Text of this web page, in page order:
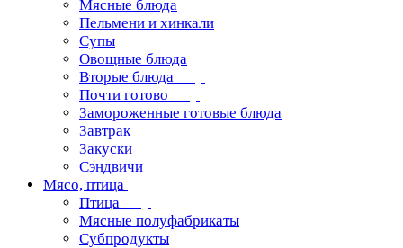
Мясные блюда
Пельмени и хинкали
Супы
Овощные блюда
Вторые блюда
Почти готово
Замороженные готовые блюда
Завтрак
Закуски
Сэндвичи
Мясо, птица
Птица
Мясные полуфабрикаты
Субпродукты